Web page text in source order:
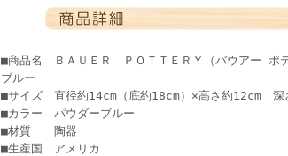
■商品名 ＢＡＵＥＲ ＰＯＴＴＥＲＹ（バウアー ポ
ブルー
■サイズ 直径約14cm（底約18cm）×高さ約12cm 深
■カラー パウダーブルー
■材質 陶器
■生産国 アメリカ